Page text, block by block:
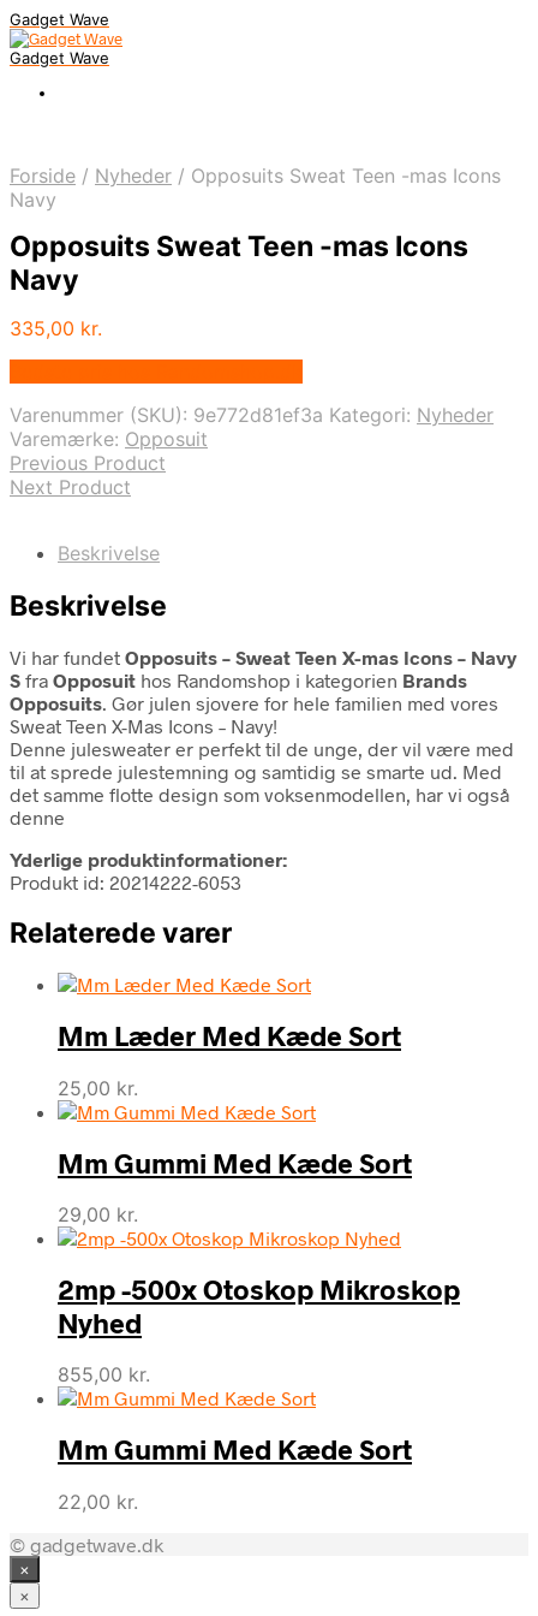
Gadget Wave
Gadget Wave
Forside / Nyheder / Opposuits Sweat Teen -mas Icons
Navy
Opposuits Sweat Teen -mas Icons
Navy
335,00 kr.
Varenummer (SKU): 9e772d81ef3a Kategori: Nyheder
Varemærke: Opposuit
Previous Product
Next Product
Beskrivelse
Beskrivelse
Vi har fundet Opposuits – Sweat Teen X-mas Icons – Navy
S fra Opposuit hos Randomshop i kategorien Brands
Opposuits. Gør julen sjovere for hele familien med vores
Sweat Teen X-Mas Icons – Navy!
Denne julesweater er perfekt til de unge, der vil være med
til at sprede julestemning og samtidig se smarte ud. Med
det samme flotte design som voksenmodellen, har vi også
denne
Yderlige produktinformationer:
Produkt id: 20214222-6053
Relaterede varer
Mm Læder Med Kæde Sort
25,00 kr.
Mm Gummi Med Kæde Sort
29,00 kr.
2mp -500x Otoskop Mikroskop
Nyhed
855,00 kr.
Mm Gummi Med Kæde Sort
22,00 kr.
© gadgetwave.dk
×
×